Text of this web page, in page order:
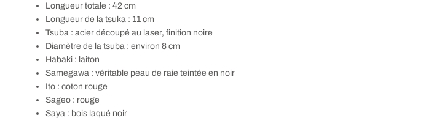
Longueur totale : 42 cm
Longueur de la tsuka : 11 cm
Tsuba : acier découpé au laser, finition noire
Diamètre de la tsuba : environ 8 cm
Habaki : laiton
Samegawa : véritable peau de raie teintée en noir
Ito : coton rouge
Sageo : rouge
Saya : bois laqué noir